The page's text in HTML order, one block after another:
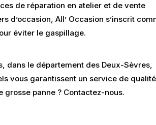
de réparation en atelier et de vente
d’occasion, All’ Occasion s’inscrit
éviter le gaspillage.
dans le département des Deux-Sèvres,
vous garantissent un service de
grosse panne ? Contactez-nous.